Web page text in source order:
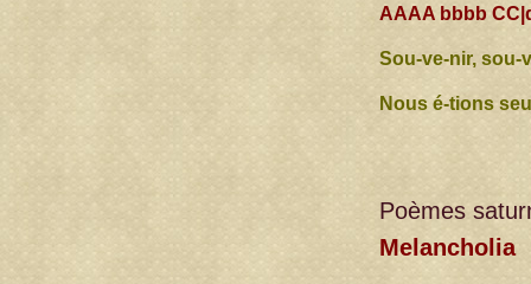
AAAA bbbb
Sou-ve-nir, sou-
Nous é-tions
Poèmes
Melancholia